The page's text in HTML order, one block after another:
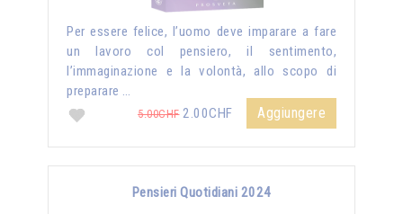
Per essere felice, l’uomo deve imparare a fare
un lavoro col pensiero, il sentimento,
l’immaginazione e la volontà, allo scopo di
preparare …
5.00CHF2.00CHF Aggiungere
Pensieri Quotidiani 2024